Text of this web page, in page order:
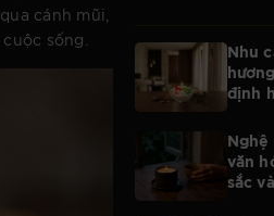
cánh mũi,
sống.
Nhu
định
của
văn
sắc